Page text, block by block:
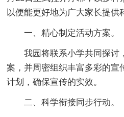
以便能更好地为广大家长提供
一、精心制定活动方案。
我园将联系小学共同探讨
案，并周密组织丰富多彩的宣
计划，确保宣传的实效。
二、科学衔接同步行动。